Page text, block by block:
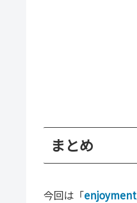
まとめ
今回は「enjoyment